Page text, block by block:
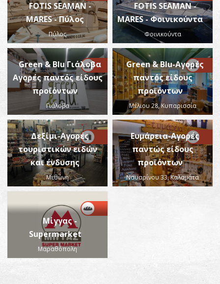
FOTIS SEAMAN -
MARES - Πύλος
Πύλος
FOTIS SEAMAN -
MARES - Φοινικούντα
Φοινικούντα
Green & Blu Γιάλοβα
Αγορές παντός είδους
προϊόντων
Γιάλοβα
Green & Blu-Αγορές
παντός είδους
προϊόντων
Μέλιου 28, Κυπαρισσία
Δεξίμι-Αγορές
τουριστικών ειδών
και ένδυσης
Μεθώνη
Ευμάρεια-Αγορές
παντώς είδους
προϊόντων
Ναυαρίνου 33, Καλαμάτα
Μίγγας -
Supermarket
Μαραθόπολη